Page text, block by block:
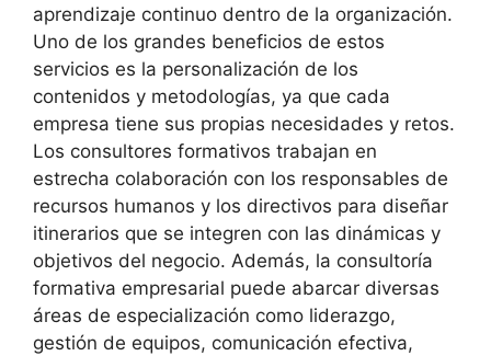
aprendizaje continuo dentro de la organización.
Uno de los grandes beneficios de estos
servicios es la personalización de los
contenidos y metodologías, ya que cada
empresa tiene sus propias necesidades y retos.
Los consultores formativos trabajan en
estrecha colaboración con los responsables de
recursos humanos y los directivos para diseñar
itinerarios que se integren con las dinámicas y
objetivos del negocio. Además, la consultoría
formativa empresarial puede abarcar diversas
áreas de especialización como liderazgo,
gestión de equipos, comunicación efectiva,